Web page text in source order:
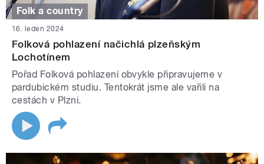
Folk a country
16. leden 2024
Folková pohlazení načichlá plzeňským
Lochotínem
Pořad Folková pohlazení obvykle připravujeme v
pardubickém studiu. Tentokrát jsme ale vařili na
cestách v Plzni.